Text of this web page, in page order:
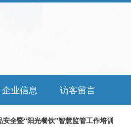
企业信息 访客留言
全暨“阳光餐饮”智慧监管工作培训